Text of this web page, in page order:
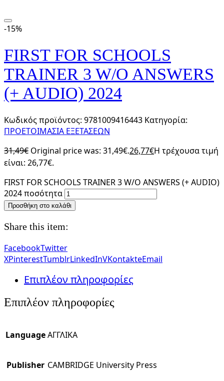
-15%
FIRST FOR SCHOOLS
TRAINER 3 W/O ANSWERS
(+ AUDIO) 2024
Κωδικός προϊόντος: 9781009416443 Κατηγορία:
ΠΡΟΕΤΟΙΜΑΣΙΑ ΕΞΕΤΑΣΕΩΝ
31,49€ Original price was: 31,49€.26,77€Η τρέχουσα τιμή
είναι: 26,77€.
FIRST FOR SCHOOLS TRAINER 3 W/O ANSWERS (+ AUDIO)
2024 ποσότητα
Προσθήκη στο καλάθι
Share this item:
FacebookTwitter
XPinterestTumblrLinkedInVKontakteEmail
Επιπλέον πληροφορίες
Επιπλέον πληροφορίες
LanguageΑΓΓΛΙΚΑ
Publisher CAMBRIDGE University Press